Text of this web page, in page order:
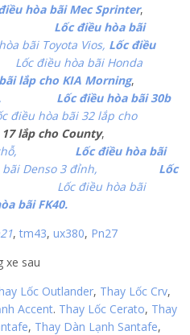
hòa bãi Mec Sprinter,
Lốc điều hòa bãi
bãi Toyota Vios, Lốc điều
Lốc điều hòa bãi Honda
lắp cho KIA Morning,
Lốc điều hòa bãi 30b
điều hòa bãi 32 lắp cho
lắp cho County,
Lốc điều hòa bãi
Denso 3 đỉnh,
Lốc
Lốc điều hòa bãi
bãi FK40.
, tm43, ux380, Pn27
xe sau
Lốc Outlander, Thay Lốc Crv,
Accent. Thay Lốc Cerato, Thay
, Thay Dàn Lạnh Santafe,